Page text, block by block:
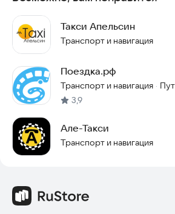
Такси Апельсин
Транспорт и навигация
Поездка.рф
Транспорт и навигация ·
3,9
Але-Такси
Транспорт и навигация